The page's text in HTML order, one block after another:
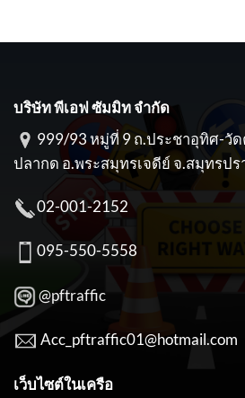
บริษัท พีเอฟ ซัมมิท จำกัด
999/93 หมู่ที่ 9 ถ.ประชาอุทิศ-วัด
ปลากด อ.พระสมุทรเจดีย์ จ.สมุทรปร
02-001-2152
095-550-5558
@pftraffic
Acc_pftraffic01@hotmail.com
เว็บไซต์ในเครือ